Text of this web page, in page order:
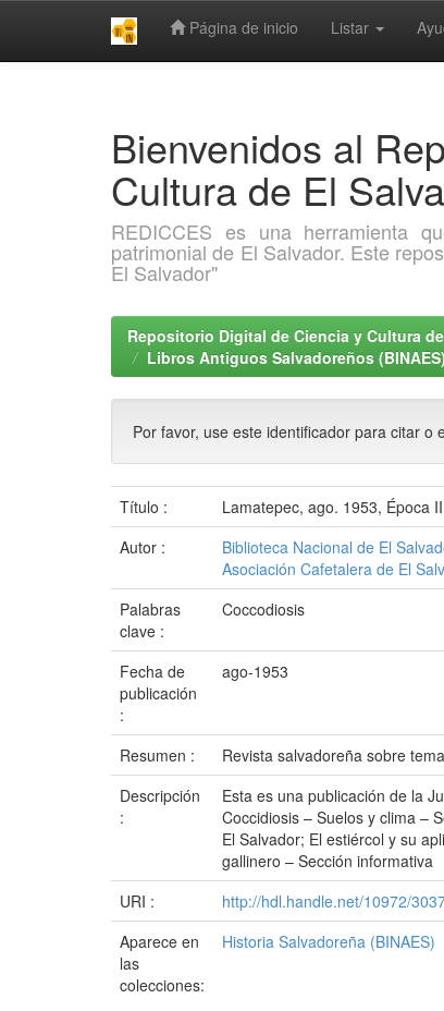
Página de inicio Listar
Bienvenidos al
Cultura de El
REDICCES es una herramienta
patrimonial de El Salvador. Este
El Salvador"
Repositorio Digital de Ciencia y Cultura de
Libros Antiguos Salvadoreños (BINAES)
Por favor, use este identificador para citar o
Título :
Lamatepec, ago. 1953, Época
Autor :
Biblioteca Nacional de El
Asociación Cafetalera de El
Palabras
clave :
Coccodiosis
Fecha de
publicación
:
ago-1953
Resumen :
Revista salvadoreña sobre
Descripción
:
Esta es una publicación de la
Coccidiosis – Suelos y clima –
El Salvador; El estiércol y su
gallinero – Sección informativa
URI :
http://hdl.handle.net/10972/
Aparece en
las
colecciones:
Historia Salvadoreña (BINAES)